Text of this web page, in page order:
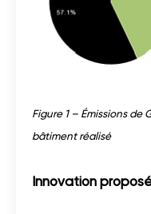
Figure 1 – Émissions de
bâtiment réalisé
Innovation